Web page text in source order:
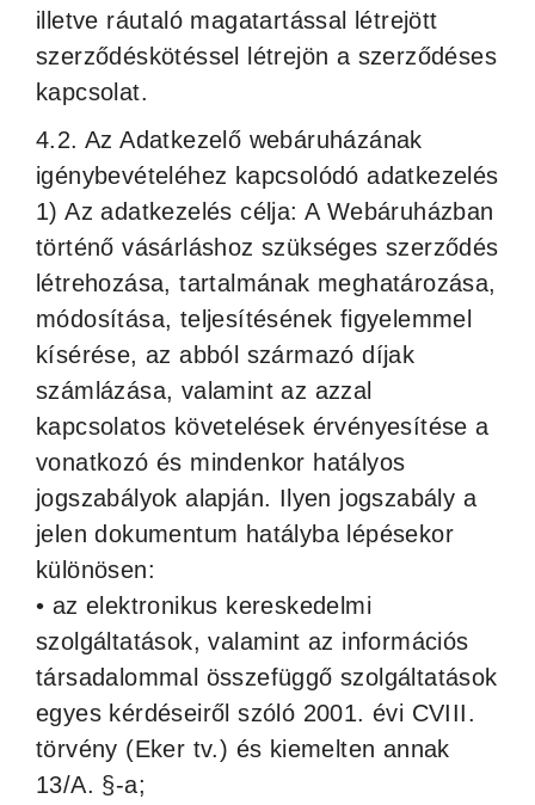
illetve ráutaló magatartással létrejött
szerződéskötéssel létrejön a szerződéses
kapcsolat.
4.2. Az Adatkezelő webáruházának
igénybevételéhez kapcsolódó adatkezelés
1) Az adatkezelés célja: A Webáruházban
történő vásárláshoz szükséges szerződés
létrehozása, tartalmának meghatározása,
módosítása, teljesítésének figyelemmel
kísérése, az abból származó díjak
számlázása, valamint az azzal
kapcsolatos követelések érvényesítése a
vonatkozó és mindenkor hatályos
jogszabályok alapján. Ilyen jogszabály a
jelen dokumentum hatályba lépésekor
különösen:
• az elektronikus kereskedelmi
szolgáltatások, valamint az információs
társadalommal összefüggő szolgáltatások
egyes kérdéseiről szóló 2001. évi CVIII.
törvény (Eker tv.) és kiemelten annak
13/A. §-a;